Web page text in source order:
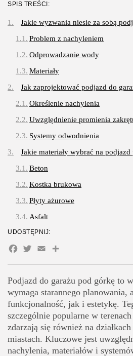
Obiady w
OPUBLIKOWAŁ:
212 Artykułów
Budownictwo/
83 Artykułów
Ciekawostki
Edukacja i Nauka
Podjazd do garażu pod górkę to
wymaga starannego planowania,
funkcjonalność, jak i estetykę.
szczególnie popularne w
zdarzają się również na
miastach. Kluczowe jest
nachylenia, materiałów i
SPIS TREŚCI:
Jakie wyzwania niesie za sobą
Problem z nachyleniem
Odprowadzanie wody
Materiały
Jak zaprojektować podjazd do
Określenie nachylenia
Uwzględnienie promienia
Systemy odwodnienia
Jakie materiały wybrać na podjazd
Beton
Kostka brukowa
Płyty ażurowe
Asfalt
Jak zbudować podjazd do garażu
Przygotowanie podłoża
Układanie nawierzchni
Montaż systemów
Jak dbać o podjazd pod górkę?
Regularne czyszczenie
Usuwanie śniegu i lodu
Kontrola odwodnienia
UDOSTĘPNIJ:
Facebook
Twitter
EmailShare